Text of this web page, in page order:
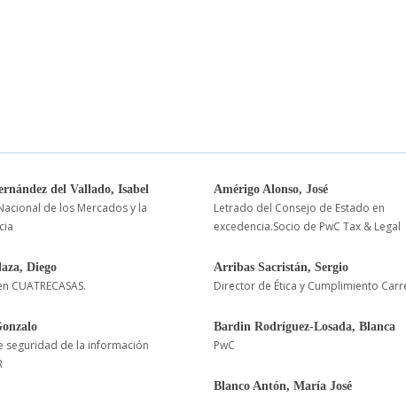
del Vallado, Isabel
de los Mercados y la
Amérigo Alonso, José
Letrado del Consejo de Estado en
excedencia.Socio de PwC Tax & Legal
Diego
CUATRECASAS.
Arribas Sacristán, Sergio
Director de Ética y Cumplimiento
seguridad de la información
Bardin Rodríguez-Losada, Blanca
PwC
Blanco Antón, María José